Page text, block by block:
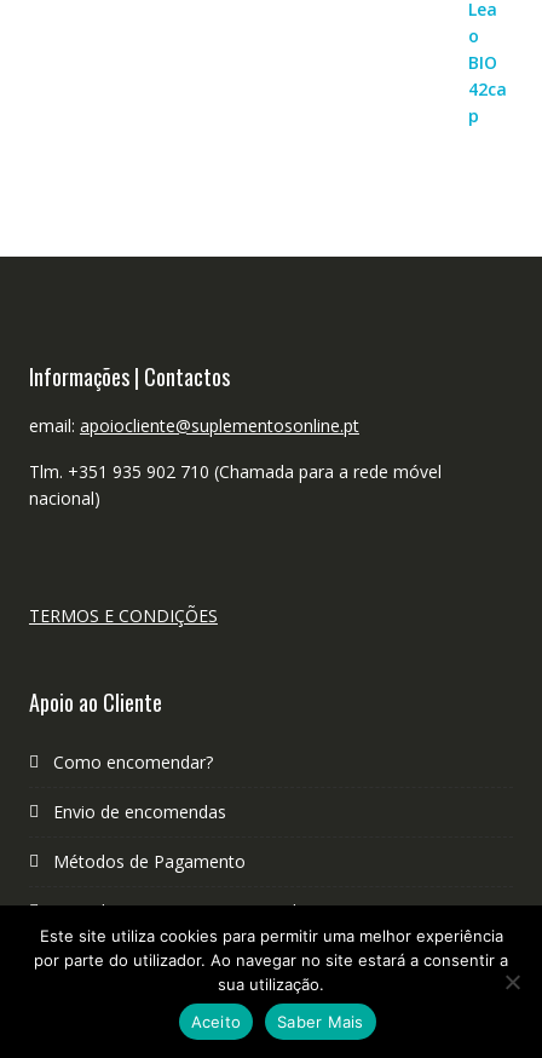
Informações | Contactos
email: apoiocliente@suplementosonline.pt
Tlm. +351 935 902 710 (Chamada para a rede móvel
nacional)
TERMOS E CONDIÇÕES
Apoio ao Cliente
Como encomendar?
Envio de encomendas
Métodos de Pagamento
Cancelamento, Trocas e Devoluções
Contactos
Este site utiliza cookies para permitir uma melhor experiência
por parte do utilizador. Ao navegar no site estará a consentir a
sua utilização.
Aceito
Saber Mais